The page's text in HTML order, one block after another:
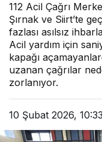
112 Acil Çağrı
Şırnak ve Siirt’te
fazlası asılsız
Acil yardım için
kapağı
uzanan çağrılar
zorlanıyor.
10 Şubat 2026, 10:33